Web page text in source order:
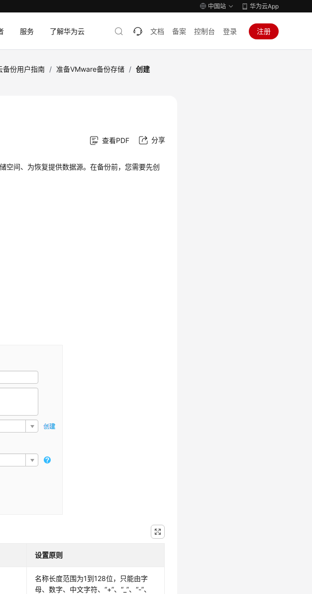
中国站 华为云App
服务 了解华为云 文档 备案 控制台 登录 注册
备份用户指南 / 准备VMware备份存储 / 创建
查看PDF 分享
空间、为恢复提供数据源。在备份前，您需要先创
设置原则
名称长度范围为1到128位，只能由字
母、数字、中文字符、“+”、“_”、“-”、